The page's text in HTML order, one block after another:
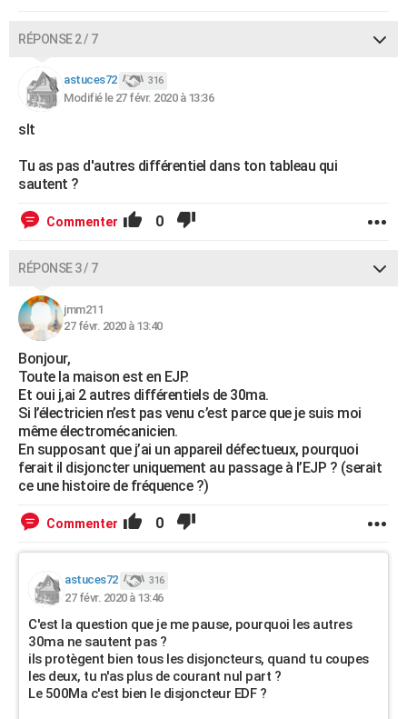
RÉPONSE 2 / 7
astuces72 316
Modifié le 27 févr. 2020 à 13:36
slt
Tu as pas d'autres différentiel dans ton tableau qui
sautent ?
Commenter 0
RÉPONSE 3 / 7
jmm211
27 févr. 2020 à 13:40
Bonjour,
Toute la maison est en EJP.
Et oui j,ai 2 autres différentiels de 30ma.
Si l’électricien n’est pas venu c’est parce que je suis moi
même électromécanicien.
En supposant que j’ai un appareil défectueux, pourquoi
ferait il disjoncter uniquement au passage à l’EJP ? (serait
ce une histoire de fréquence ?)
Commenter 0
astuces72 316
27 févr. 2020 à 13:46
C'est la question que je me pause, pourquoi les autres
30ma ne sautent pas ?
ils protègent bien tous les disjoncteurs, quand tu coupes
les deux, tu n'as plus de courant nul part ?
Le 500Ma c'est bien le disjoncteur EDF ?